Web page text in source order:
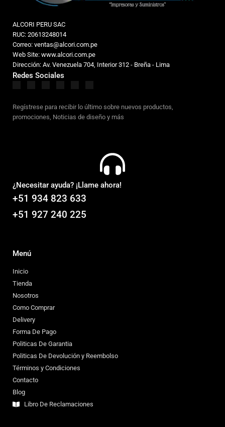
ALCORI PERU SAC
RUC: 20613248014
Correo: ventas@alcori.com.pe
Web Site: www.alcori.com.pe
Dirección: Av. Venezuela 704, Interior 312 - Breña - Lima
Redes Sociales
Regístrese para recibir lo último sobre nuevos productos,
promociones, Noticias de diseño y más
¿Necesitar ayuda? ¡Llame ahora!
+51 934 823 633
+51 927 240 225
Menú
Inicio
Tienda
Nosotros
Como Comprar
Delivery
Forma De Pago
Politicas De Garantia
Politicas De Devolución y Reembolso
Términos y Condiciones
Contacto
Blog
Libro De Reclamaciones